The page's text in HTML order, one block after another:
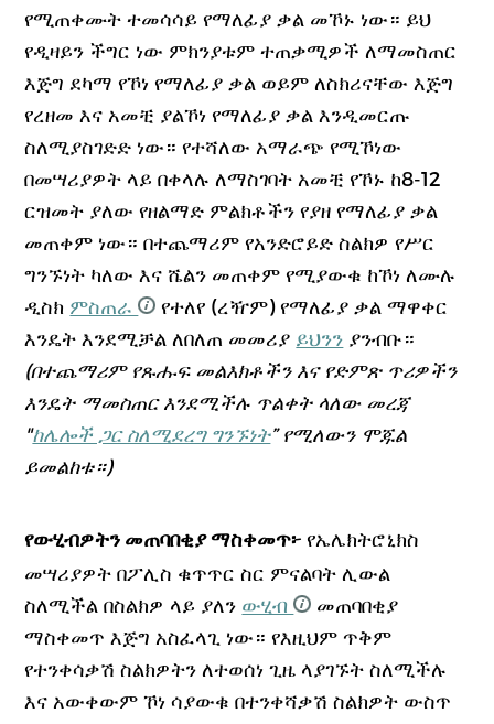
የሚጠቀሙት ተመሳሳይ የማለፊያ ቃል መኾኑ ነው። ይህ
የዲዛይን ችግር ነው ምክንያቱም ተጠቃሚዎች ለማመስጠር
እጅግ ደካማ የኾነ የማለፊያ ቃል ወይም ለስክሪናቸው እጅግ
የረዘመ እና አመቺ ያልኾነ የማለፊያ ቃል እንዲመርጡ
ስለሚያስገድድ ነው። የተሻለው አማራጭ የሚኾነው
በመሣሪያዎት ላይ በቀላሉ ለማስገባት አመቺ የኾኑ ከ8-12
ርዝመት ያለው የዘልማድ ምልክቶችን የያዘ የማለፊያ ቃል
መጠቀም ነው። በተጨማሪም የአንድሮይድ ስልክዎ የሥር
ግንኙነት ካለው እና ሼልን መጠቀም የሚያውቁ ከኾነ ለሙሉ
ዲስክ ምስጠራ
የተለየ (ረዥም) የማለፊያ ቃል ማዋቀር
እንዴት እንደሚቻል ለበለጠ መመሪያ ይህንን ያንብቡ።
(በተጨማሪም የጹሑፍ መልእክቶችን እና የድምጽ ጥሪዎችን
እንዴት ማመስጠር እንደሚችሉ ጥልቀት ላለው መረጃ
"ከሌሎች ጋር ስለሚደረግ ግንኙነት” የሚለውን ሞጁል
ይመልከቱ።)
የውሂብዎትን መጠባበቂያ ማስቀመጥ፦ የኤሌክትሮኒክስ
መሣሪያዎት በፖሊስ ቁጥጥር ስር ምናልባት ሊውል
ስለሚችል በስልክዎ ላይ ያለን ውሂብ
መጠባበቂያ
ማስቀመጥ እጅግ አስፈላጊ ነው። የእዚህም ጥቅም
የተንቀሳቃሽ ስልክዎትን ለተወሰነ ጊዜ ላያገኙት ስለሚችሉ
እና አውቀውም ኾነ ሳያውቁ በተንቀሻቃሽ ስልክዎት ውስጥ